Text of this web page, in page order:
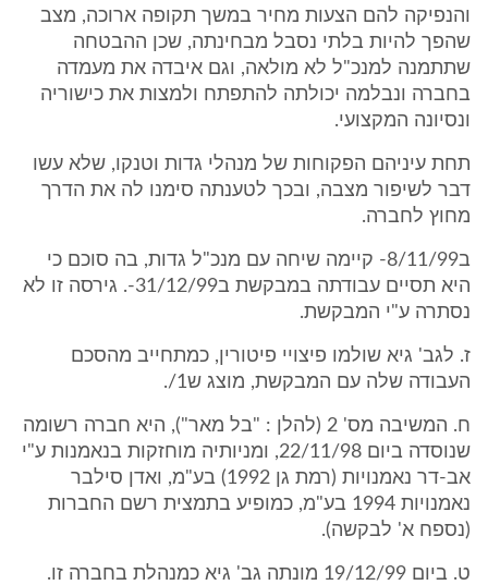
והנפיקה להם הצעות מחיר במשך תקופה ארוכה, מצב
שהפך להיות בלתי נסבל מבחינתה, שכן ההבטחה
שתתמנה למנכ"ל לא מולאה, וגם איבדה את מעמדה
בחברה ונבלמה יכולתה להתפתח ולמצות את כישוריה
ונסיונה המקצועי.
תחת עיניהם הפקוחות של מנהלי גדות וטנקו, שלא עשו
דבר לשיפור מצבה, ובכך לטענתה סימנו לה את הדרך
מחוץ לחברה.
ב8/11/99- קיימה שיחה עם מנכ"ל גדות, בה סוכם כי
היא תסיים עבודתה במבקשת ב31/12/99-. גירסה זו לא
נסתרה ע"י המבקשת.
ז. לגב' גיא שולמו פיצויי פיטורין, כמתחייב מהסכם
העבודה שלה עם המבקשת, מוצג ש1/.
ח. המשיבה מס' 2 (להלן : "בל מאר"), היא חברה רשומה
שנוסדה ביום 22/11/98, ומניותיה מוחזקות בנאמנות ע"י
אב-דר נאמנויות (רמת גן 1992) בע"מ, ואדן סילבר
נאמנויות 1994 בע"מ, כמופיע בתמצית רשם החברות
(נספח א' לבקשה).
ט. ביום 19/12/99 מונתה גב' גיא כמנהלת בחברה זו.